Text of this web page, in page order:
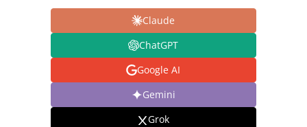
Claude
ChatGPT
Google AI
Gemini
Grok